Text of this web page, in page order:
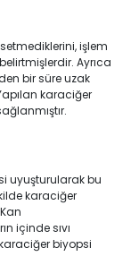
işlem
Ayrıca
bir süre uzak
karaciğer
uyuşturularak bu
karaciğer
içinde sıvı
biyopsi